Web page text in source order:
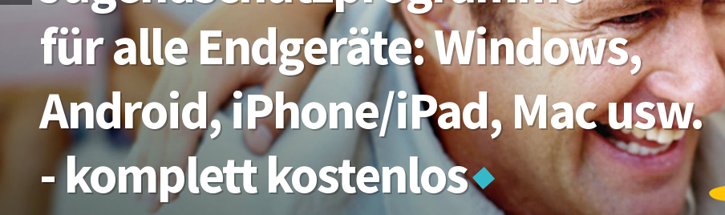
- komplett kostenlos
Android, iPhone/iPad, Mac usw.
für alle Endgeräte: Windows,